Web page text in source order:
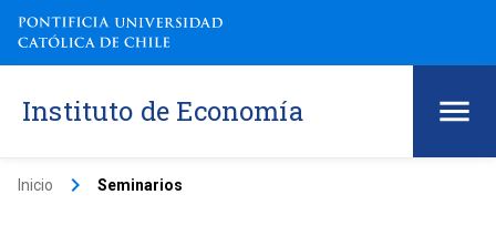
Instituto de Economía
Inicio keyboard_arrow_right Seminarios